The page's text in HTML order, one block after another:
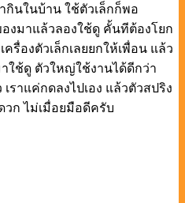
นในบ้าน ใช้ตัวเล็กก็พอ
งมาแล้วลองใช้ดู คั้นทีต้องโยก
รื่องตัวเล็กเลยยกให้เพื่อน แล้ว
ใช้ดู ตัวใหญ่ใช้งานได้ดีกว่า
ราแค่กดลงไปเอง แล้วตัวสปริง
วก ไม่เมื่อยมือดีครับ